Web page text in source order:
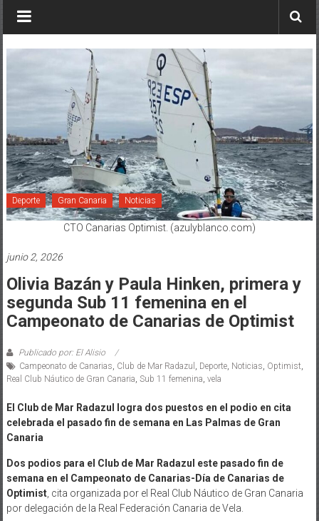
Deporte Gran Canaria Noticias
CTO Canarias Optimist. (azulyblanco.com)
junio 2, 2026
Olivia Bazán y Paula Hinken, primera y
segunda Sub 11 femenina en el
Campeonato de Canarias de Optimist
Publicado por: El Alisio
Campeonato de Canarias Club de Mar Radazul Deporte, Noticias Optimist
Real Club Náutico de Gran Canaria Sub 11 femenina vela
El Club de Mar Radazul logra dos puestos en el podio en cita
celebrada el pasado fin de semana en Las Palmas de Gran
Canaria
Dos podios para el Club de Mar Radazul este pasado fin de
semana en el Campeonato de Canarias-Día de Canarias de
Optimist, cita organizada por el Real Club Náutico de Gran Canaria
por delegación de la Real Federación Canaria de Vela.